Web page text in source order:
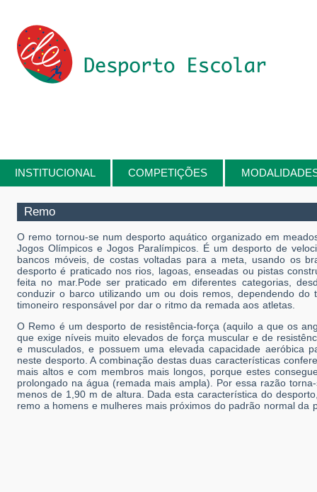
INSTITUCIONAL COMPETIÇÕES
Está aqui
Remo
O remo tornou-se num desporto aquático organizado em
Jogos Olímpicos e Jogos Paralímpicos. É um desporto de
bancos móveis, de costas voltadas para a meta, usando os
desporto é praticado nos rios, lagoas, enseadas ou pistas
feita no mar.Pode ser praticado em diferentes categorias,
conduzir o barco utilizando um ou dois remos, dependendo
timoneiro responsável por dar o ritmo da remada aos atletas.
O Remo é um desporto de resistência-força (aquilo a que os
que exige níveis muito elevados de força muscular e de
e musculados, e possuem uma elevada capacidade aeróbica
neste desporto. A combinação destas duas características
mais altos e com membros mais longos, porque estes
prolongado na água (remada mais ampla). Por essa razão
menos de 1,90 m de altura. Dada esta característica do
remo a homens e mulheres mais próximos do padrão normal da